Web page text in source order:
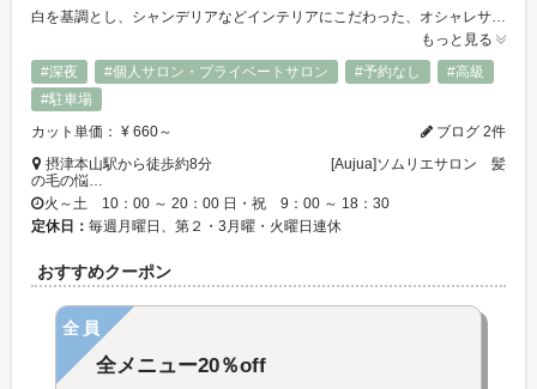
もっと見る
#深夜
#個人サロン・プライベートサロン #予約なし
#高級
#駐車場
カット単価： ¥ 660～
ブログ 2件
摂津本山駅から徒歩約8分 [Aujua]ソムリエサロン 髪
の毛の悩…
火～土 10：00 ～ 20：00 日・祝 9：00 ～ 18：30
定休日： 毎週月曜日、第２・3月曜・火曜日連休
おすすめクーポン
全員
全メニュー20％off